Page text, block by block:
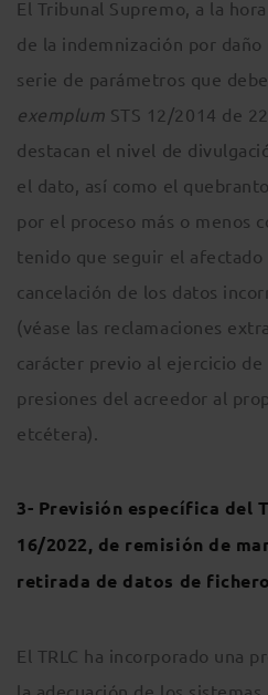
El Tribunal Supremo, a la
de la indemnización por
serie de parámetros que
exemplum STS 12/2014 de
destacan el nivel de
el dato, así como el
por el proceso más o menos
tenido que seguir el
cancelación de los datos
(véase las reclamaciones
carácter previo al ejercicio de
presiones del acreedor al
etcétera).
3- Previsión específica del
16/2022, de remisión de
retirada de datos de
El TRLC ha incorporado una